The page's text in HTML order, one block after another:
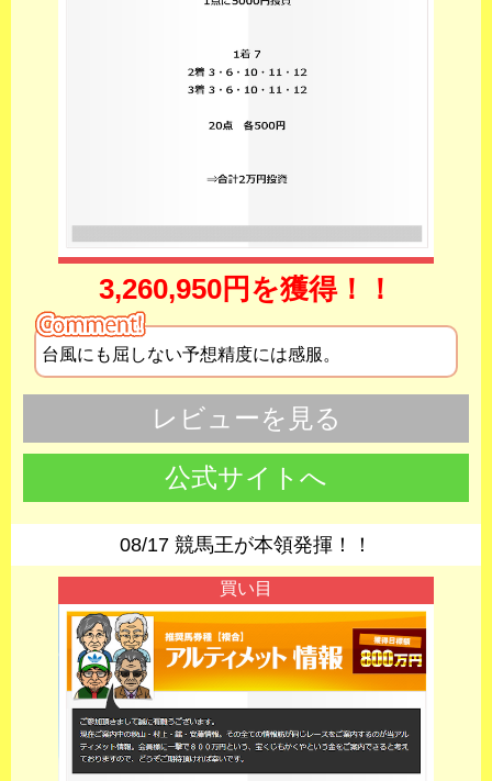
3,260,950円を獲得！！
台風にも屈しない予想精度には感服。
レビューを見る
公式サイトへ
08/17 競馬王が本領発揮！！
買い目